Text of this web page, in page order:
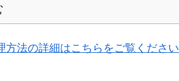
方法の詳細はこちらをご覧ください